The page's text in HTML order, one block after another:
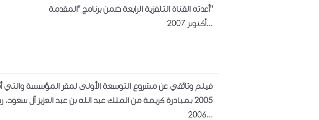
أعدته القناة التلفزية الرابعة ضمن برنامج "المقدمة"
أكتوبر 2007...
فيلم وثائقي عن مشروع التوسعة الأولى لمقر المؤسسة
2005 بمبادرة كريمة من الملك عبد الله بن عبد العزيز آل سعود، رحمه الله
2006...